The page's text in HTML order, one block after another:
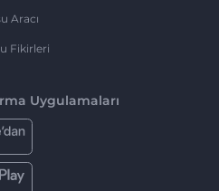
Aracı
Fikirleri
Uygulamaları